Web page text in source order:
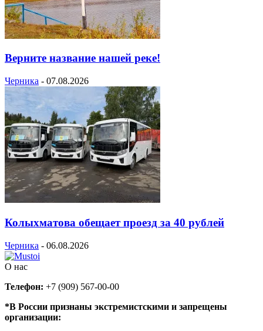
Верните название нашей реке!
Черника - 07.08.2026
Колыхматова обещает проезд за 40 рублей
Черника - 06.08.2026
О нас
Телефон: +7 (909) 567-00-00
*В России признаны экстремистскими и запрещены
организации: